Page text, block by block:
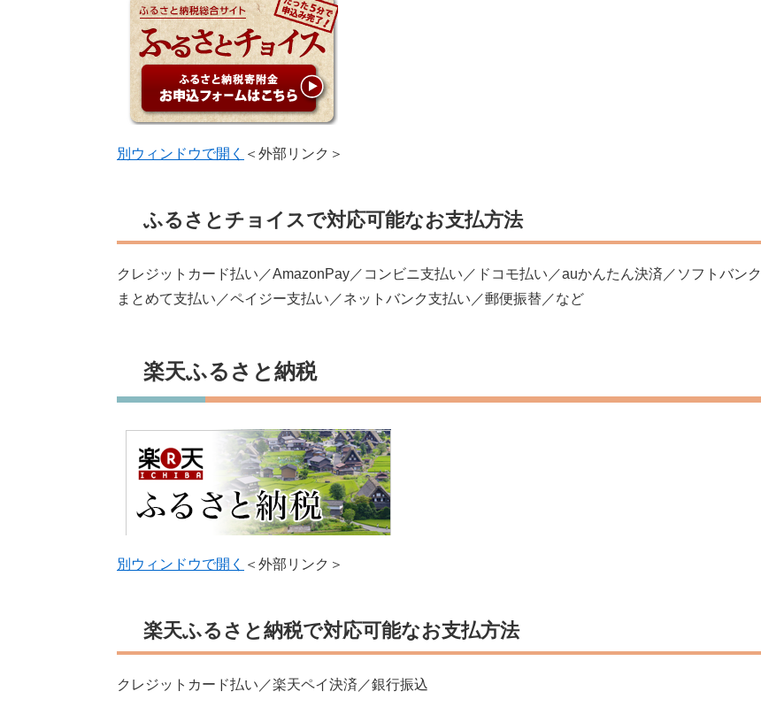
別ウィンドウで開く ＜外部リンク＞
ふるさとチョイスで対応可能なお支払方法
クレジットカード払い／AmazonPay／コンビニ支払い／ドコモ払い／auかんたん決済／ソフトバンク
まとめて支払い／ペイジー支払い／ネットバンク支払い／郵便振替／など
楽天ふるさと納税
別ウィンドウで開く ＜外部リンク＞
楽天ふるさと納税で対応可能なお支払方法
クレジットカード払い／楽天ペイ決済／銀行振込